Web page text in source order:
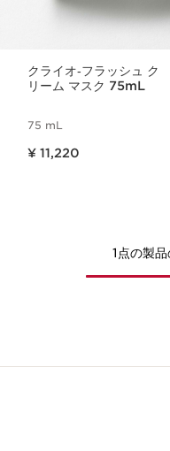
クライオ‐フラッシュ ク
リーム マスク 75mL
75 mL
¥ 11,220
1点の製